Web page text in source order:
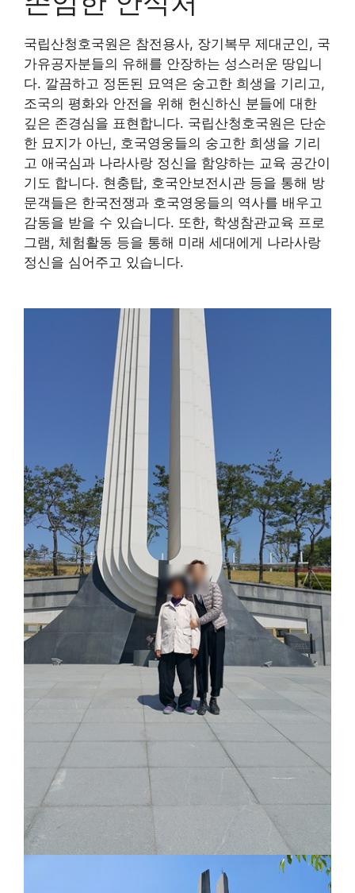
국립산청호국원은 참전용사, 장기복무 제대군인, 국
가유공자분들의 유해를 안장하는 성스러운 땅입니
다. 깔끔하고 정돈된 묘역은 숭고한 희생을 기리고,
조국의 평화와 안전을 위해 헌신하신 분들에 대한
깊은 존경심을 표현합니다. 국립산청호국원은 단순
한 묘지가 아닌, 호국영웅들의 숭고한 희생을 기리
고 애국심과 나라사랑 정신을 함양하는 교육 공간이
기도 합니다. 현충탑, 호국안보전시관 등을 통해 방
문객들은 한국전쟁과 호국영웅들의 역사를 배우고
감동을 받을 수 있습니다. 또한, 학생참관교육 프로
그램, 체험활동 등을 통해 미래 세대에게 나라사랑
정신을 심어주고 있습니다.